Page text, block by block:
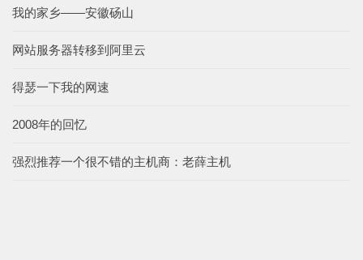
我的家乡——安徽砀山
网站服务器转移到阿里云
得瑟一下我的网速
2008年的回忆
强烈推荐一个很不错的主机商：老薛主机